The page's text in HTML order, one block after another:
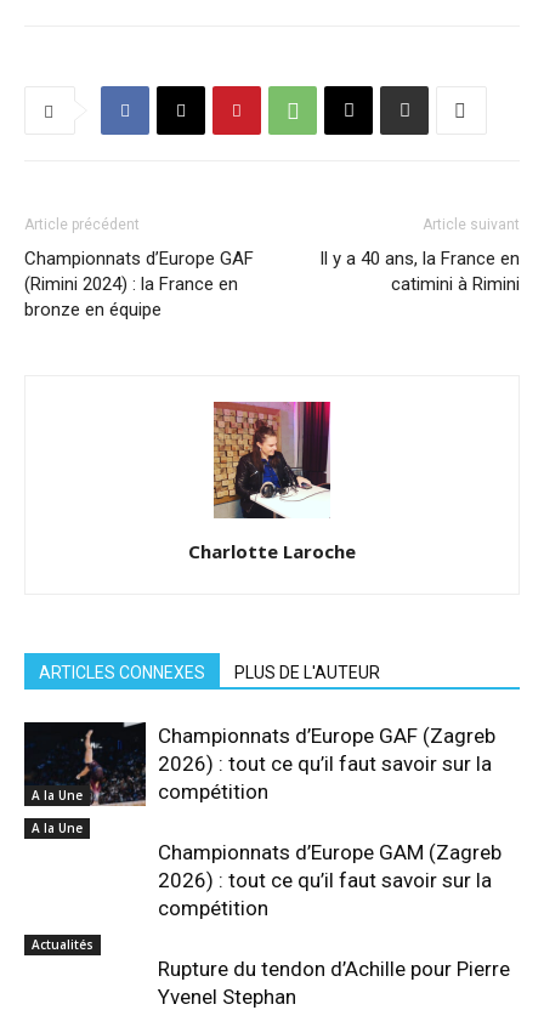
Article précédent
Championnats d’Europe GAF
(Rimini 2024) : la France en
bronze en équipe
Article suivant
Il y a 40 ans, la France en
catimini à Rimini
Charlotte Laroche
ARTICLES CONNEXES PLUS DE L'AUTEUR
A la Une
Championnats d’Europe GAF (Zagreb
2026) : tout ce qu’il faut savoir sur la
compétition
A la Une
Championnats d’Europe GAM (Zagreb
2026) : tout ce qu’il faut savoir sur la
compétition
Actualités
Rupture du tendon d’Achille pour Pierre
Yvenel Stephan